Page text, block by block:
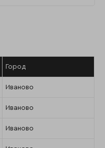
Город
Иваново
Иваново
Иваново